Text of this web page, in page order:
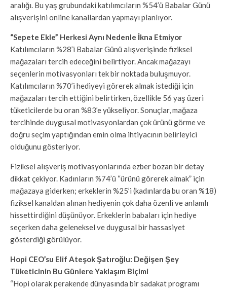
aralığı. Bu yaş grubundaki katılımcıların %54’ü Babalar Günü
alışverişini online kanallardan yapmayı planlıyor.
“Sepete Ekle” Herkesi Aynı Nedenle İkna Etmiyor
Katılımcıların %28’i Babalar Günü alışverişinde fiziksel
mağazaları tercih edeceğini belirtiyor. Ancak mağazayı
seçenlerin motivasyonları tek bir noktada buluşmuyor.
Katılımcıların %70’i hediyeyi görerek almak istediği için
mağazaları tercih ettiğini belirtirken, özellikle 56 yaş üzeri
tüketicilerde bu oran %83’e yükseliyor. Sonuçlar, mağaza
tercihinde duygusal motivasyonlardan çok ürünü görme ve
doğru seçim yaptığından emin olma ihtiyacının belirleyici
olduğunu gösteriyor.
Fiziksel alışveriş motivasyonlarında ezber bozan bir detay
dikkat çekiyor. Kadınların %74’ü “ürünü görerek almak” için
mağazaya giderken; erkeklerin %25’i (kadınlarda bu oran %18)
fiziksel kanaldan alınan hediyenin çok daha özenli ve anlamlı
hissettirdiğini düşünüyor. Erkeklerin babaları için hediye
seçerken daha geleneksel ve duygusal bir hassasiyet
gösterdiği görülüyor.
Hopi CEO’su Elif Ateşok Şatıroğlu: Değişen Şey
Tüketicinin Bu Günlere Yaklaşım Biçimi
“Hopi olarak perakende dünyasında bir sadakat programı